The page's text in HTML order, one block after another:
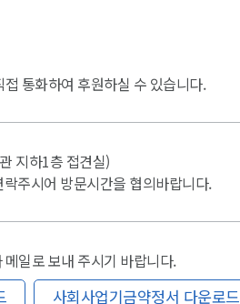
통화하여 후원하실 수 있습니다.
지하1층 접견실)
주시어 방문시간을 협의바랍니다.
일로 보내 주시기 바랍니다.
사회사업기금약정서 다운로드